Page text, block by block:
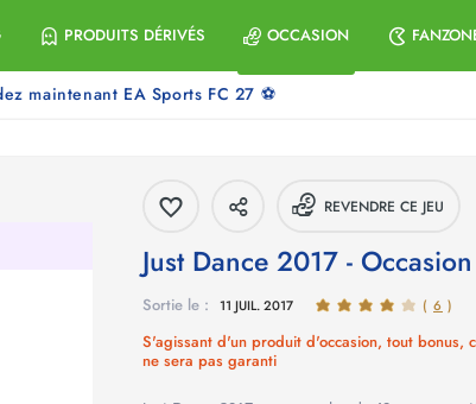
PRODUITS DÉRIVÉS OCCASION
maintenant EA Sports FC 27 ⚽
REVENDRE CE JEU
Just Dance 2017 - Occasion
Sortie le : 11 JUIL. 2017 ( 6 )
S'agissant d'un produit d'occasion, tout bonus,
ne sera pas garanti